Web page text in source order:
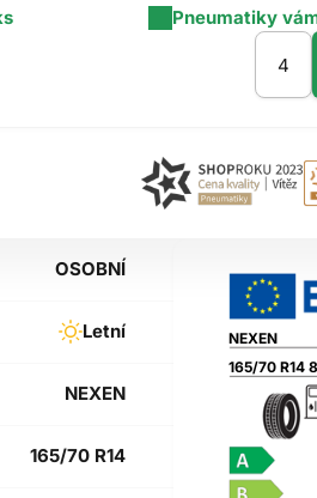
OSOBNÍ
Letní
NEXEN
165/70 R14
165/70 R14
NEXEN
Pneumatiky